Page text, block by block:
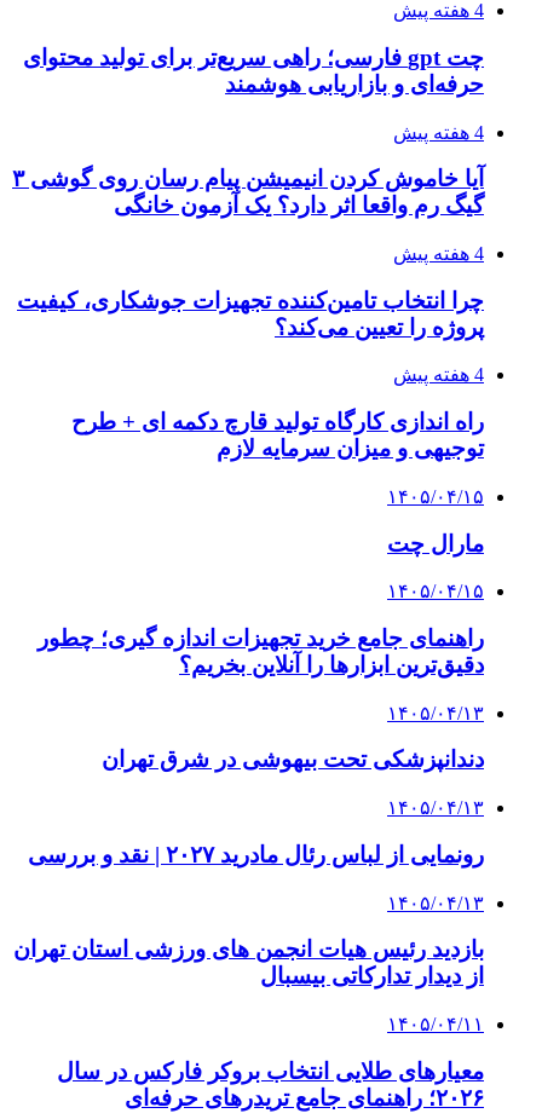
4 هفته پیش
چت gpt فارسی؛ راهی سریع‌تر برای تولید محتوای
حرفه‌ای و بازاریابی هوشمند
4 هفته پیش
آیا خاموش کردن انیمیشن پیام رسان روی گوشی ۳
گیگ رم واقعا اثر دارد؟ یک آزمون خانگی
4 هفته پیش
چرا انتخاب تامین‌کننده تجهیزات جوشکاری، کیفیت
پروژه را تعیین می‌کند؟
4 هفته پیش
راه اندازی کارگاه تولید قارچ دکمه ای + طرح
توجیهی و میزان سرمایه لازم
۱۴۰۵/۰۴/۱۵
مارال چت
۱۴۰۵/۰۴/۱۵
راهنمای جامع خرید تجهیزات اندازه گیری؛ چطور
دقیق‌ترین ابزارها را آنلاین بخریم؟
۱۴۰۵/۰۴/۱۳
دندانپزشکی تحت بیهوشی در شرق تهران
۱۴۰۵/۰۴/۱۳
رونمایی از لباس رئال مادرید ۲۰۲۷ | نقد و بررسی
۱۴۰۵/۰۴/۱۳
بازدید رئیس هیات انجمن های ورزشی استان تهران
از دیدار تدارکاتی بیسبال
۱۴۰۵/۰۴/۱۱
معیارهای طلایی انتخاب بروکر فارکس در سال
۲۰۲۶؛ راهنمای جامع تریدرهای حرفه‌ای